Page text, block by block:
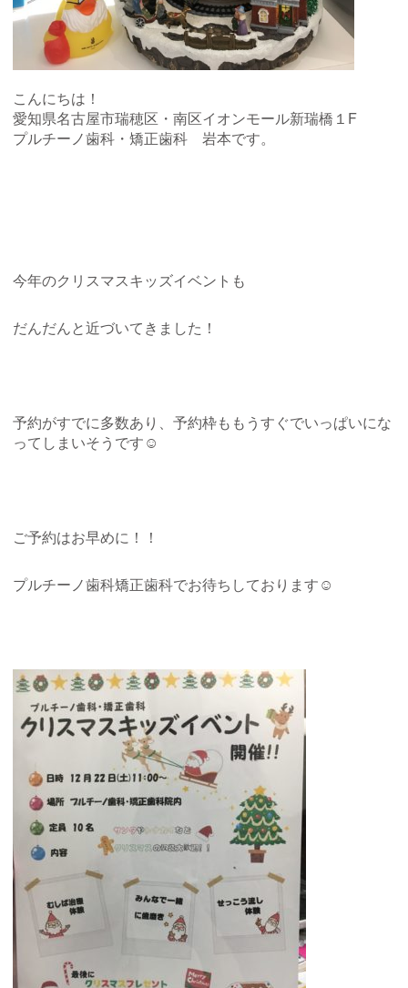
こんにちは！
愛知県名古屋市瑞穂区・南区イオンモール新瑞橋１F
プルチーノ歯科・矯正歯科 岩本です。
今年のクリスマスキッズイベントも
だんだんと近づいてきました！
予約がすでに多数あり、予約枠ももうすぐでいっぱいにな
ってしまいそうです☺️
ご予約はお早めに！！
プルチーノ歯科矯正歯科でお待ちしております☺️